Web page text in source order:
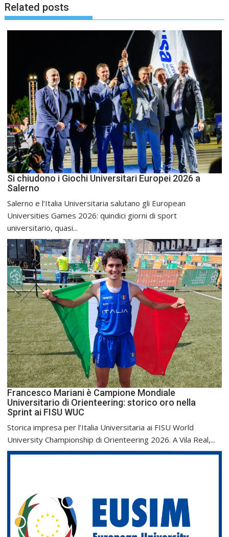
Related posts
Si chiudono i Giochi Universitari Europei 2026 a
Salerno
Salerno e l’Italia Universitaria salutano gli European
Universities Games 2026: quindici giorni di sport
universitario, quasi...
Francesco Mariani è Campione Mondiale
Universitario di Orienteering: storico oro nella
Sprint ai FISU WUC
Storica impresa per l’Italia Universitaria ai FISU World
University Championship di Orienteering 2026. A Vila Real,...